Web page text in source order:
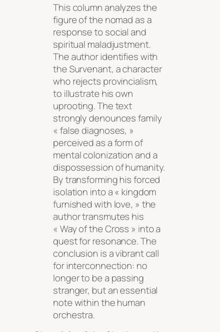
This column analyzes the
figure of the nomad as a
response to social and
spiritual maladjustment.
The author identifies with
theSurvenant, a character
who rejects provincialism,
to illustrate his own
uprooting. The text
strongly denounces family
« false diagnoses, »
perceived as a form of
mental colonization and a
dispossession of humanity.
By transforming his forced
isolation into a « kingdom
furnished with love, » the
author transmutes his
« Way of the Cross » into a
quest for resonance. The
conclusion is a vibrant call
for interconnection: no
longer to be a passing
stranger, but an essential
note within the human
orchestra.